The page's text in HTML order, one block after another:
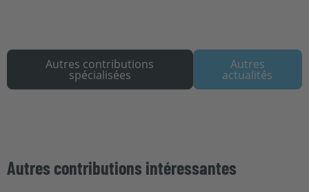
Autres contributions
spécialisées
Autres
actualités
Autres contributions intéressantes